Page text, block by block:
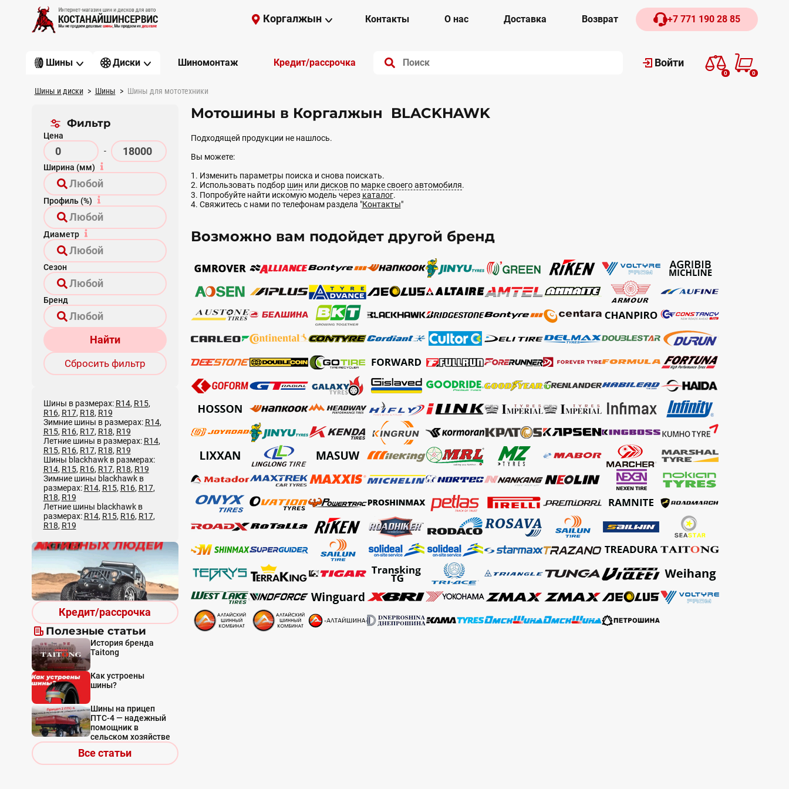
Коргалжын Контакты О нас Доставка Возврат +7 771 190 28 85
Шины Диски Шиномонтаж Кредит/рассрочка Войти
0 0
Шины и диски Шины Шины для мототехники
Фильтр
Цена
-
Ширина (мм)
Профиль (%)
Диаметр
Сезон
Бренд
Найти
Сбросить фильтр
Шины в размерах: R14, R15,
R16, R17, R18, R19
Зимние шины в размерах: R14,
R15, R16, R17, R18, R19
Летние шины в размерах: R14,
R15, R16, R17, R18, R19
Шины blackhawk в размерах:
R14, R15, R16, R17, R18, R19
Зимние шины blackhawk в
размерах: R14, R15, R16, R17,
R18, R19
Летние шины blackhawk в
размерах: R14, R15, R16, R17,
R18, R19
Кредит/рассрочка
Полезные статьи
История бренда
Taitong
Как устроены
шины?
Шины на прицеп
ПТС-4 — надежный
помощник в
сельском хозяйстве
Все статьи
Мотошины в Коргалжын BLACKHAWK
Подходящей продукции не нашлось.
Вы можете:
1. Изменить параметры поиска и снова поискать.
2. Использовать подбор шин или дисковпо марке своего автомобиля.
3. Попробуйте найти искомую модель через каталог.
4. Свяжитесь с нами по телефонам раздела "Контакты"
Возможно вам подойдет другой бренд